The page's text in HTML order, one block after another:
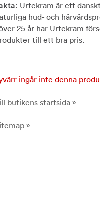
: Urtekram är ett
hud- och
25 år har Urtekram
till ett bra pris.
ingår inte denna
butikens startsida »
»